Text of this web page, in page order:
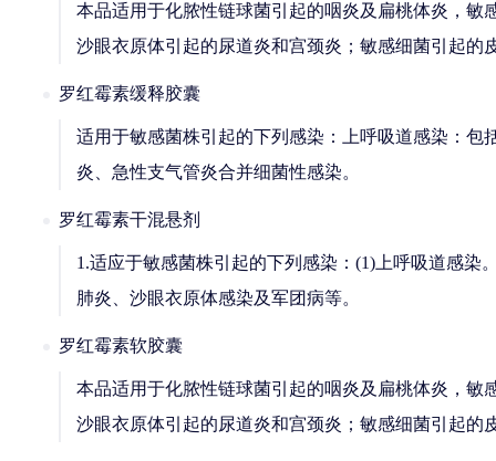
本品适用于化脓性链球菌引起的咽炎及扁桃体炎，
沙眼衣原体引起的尿道炎和宫颈炎；敏感细菌引起的
罗红霉素缓释胶囊
适用于敏感菌株引起的下列感染：上呼吸道感染：
炎、急性支气管炎合并细菌性感染。
罗红霉素干混悬剂
1.适应于敏感菌株引起的下列感染：(1)上呼吸道感染
肺炎、沙眼衣原体感染及军团病等。
罗红霉素软胶囊
本品适用于化脓性链球菌引起的咽炎及扁桃体炎，
沙眼衣原体引起的尿道炎和宫颈炎；敏感细菌引起的